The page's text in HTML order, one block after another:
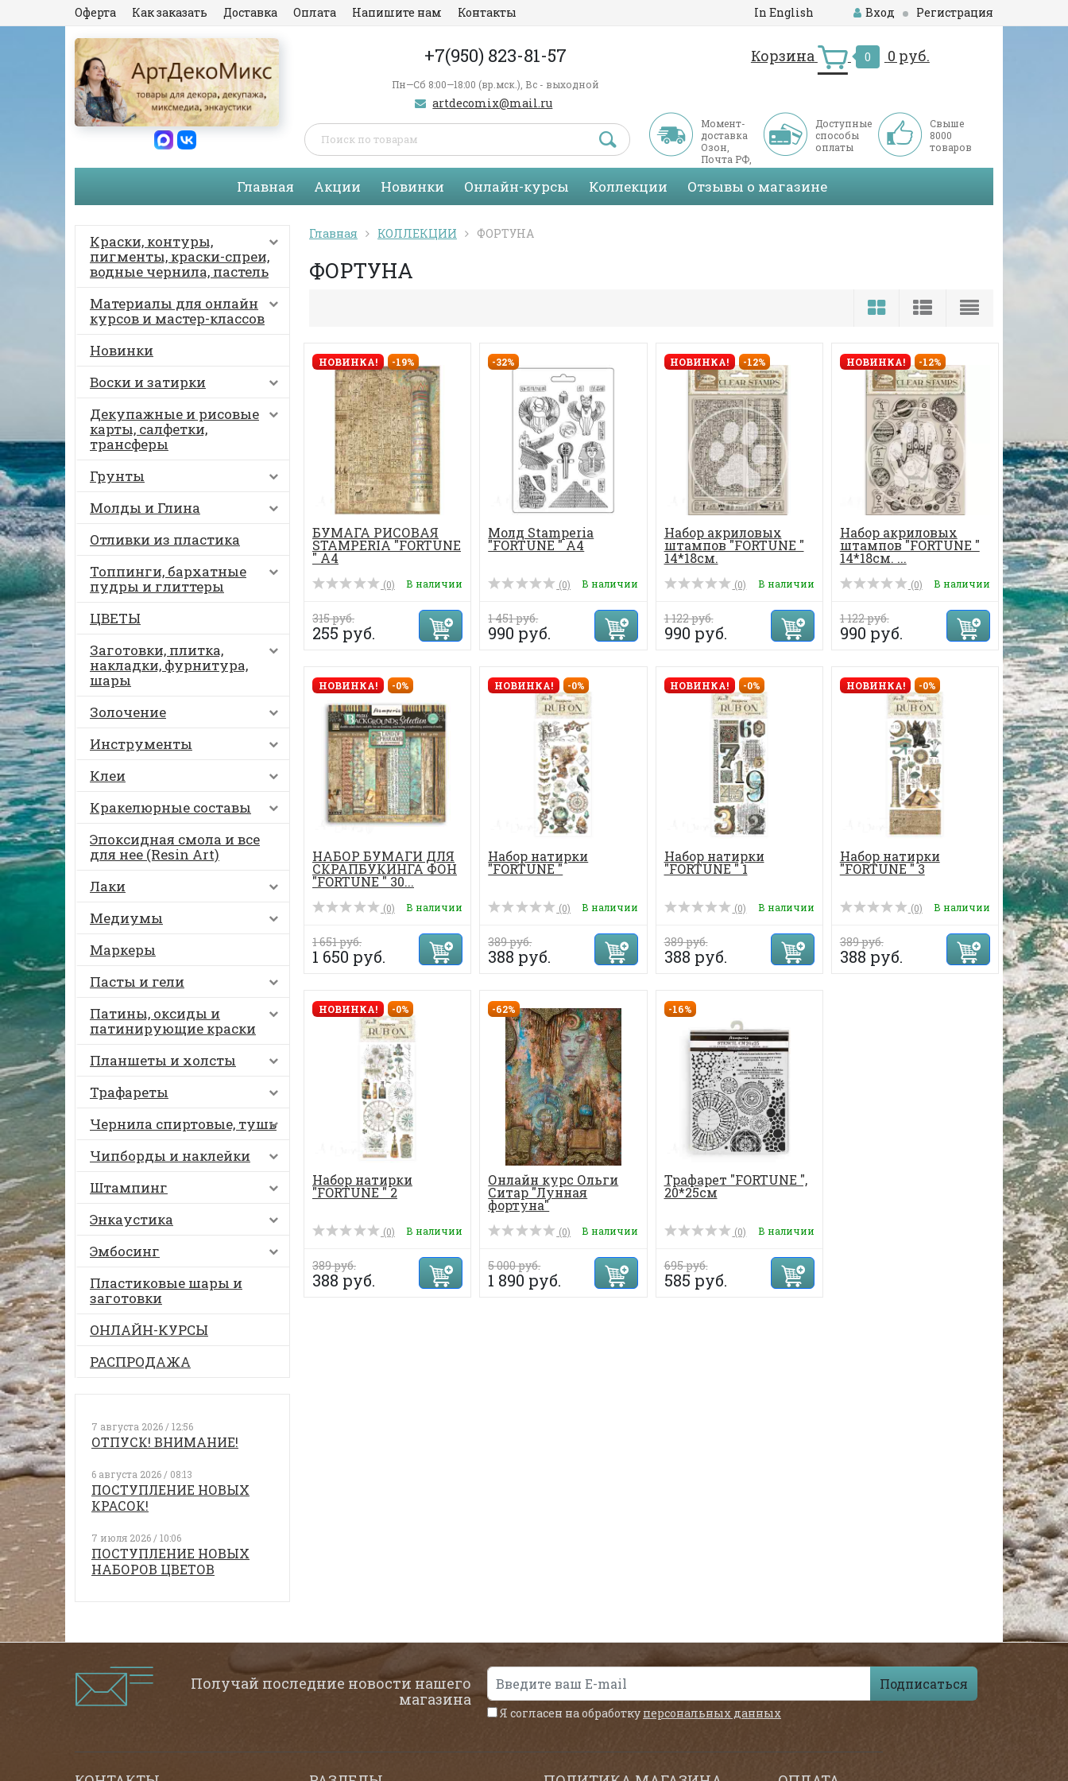
Оферта Как заказать Доставка Оплата Напишите нам Контакты In English Вход Регистрация
+7(950) 823-81-57
Пн—Сб 8:00—18:00 (вр.мск.), Вс - выходной
artdecomix@mail.ru
Корзина 0 0 руб.
Момент-
доставка
Озон,
Почта РФ,
СДЭК
Доступные
способы
оплаты
Свыше
8000
товаров
Главная Акции Новинки Онлайн-курсы Коллекции Отзывы о магазине
Краски, контуры,
пигменты, краски-спреи,
водные чернила, пастель
Материалы для онлайн
курсов и мастер-классов
Новинки
Воски и затирки
Декупажные и рисовые
карты, салфетки,
трансферы
Грунты
Молды и Глина
Отливки из пластика
Топпинги, бархатные
пудры и глиттеры
ЦВЕТЫ
Заготовки, плитка,
накладки, фурнитура,
шары
Золочение
Инструменты
Клеи
Кракелюрные составы
Эпоксидная смола и все
для нее (Resin Art)
Лаки
Медиумы
Маркеры
Пасты и гели
Патины, оксиды и
патинирующие краски
Планшеты и холсты
Трафареты
Чернила спиртовые, тушь
Чипборды и наклейки
Штампинг
Энкаустика
Эмбосинг
Пластиковые шары и
заготовки
ОНЛАЙН-КУРСЫ
РАСПРОДАЖА
7 августа 2026 / 12:56
ОТПУСК! ВНИМАНИЕ!
6 августа 2026 / 08:13
ПОСТУПЛЕНИЕ НОВЫХ
КРАСОК!
7 июля 2026 / 10:06
ПОСТУПЛЕНИЕ НОВЫХ
НАБОРОВ ЦВЕТОВ
Главная КОЛЛЕКЦИИ ФОРТУНА
ФОРТУНА
НОВИНКА! -19%
БУМАГА РИСОВАЯ
STAMPERIA "FORTUNE
" А4
(0) В наличии
315 руб.
255 руб.
-32%
Молд Stamperia
"FORTUNE " А4
(0) В наличии
1 451 руб.
990 руб.
НОВИНКА! -12%
Набор акриловых
штампов "FORTUNE "
14*18см.
(0) В наличии
1 122 руб.
990 руб.
НОВИНКА! -12%
Набор акриловых
штампов "FORTUNE "
14*18см. ...
(0) В наличии
1 122 руб.
990 руб.
НОВИНКА! -0%
НАБОР БУМАГИ ДЛЯ
СКРАПБУКИНГА ФОН
"FORTUNE " 30...
(0) В наличии
1 651 руб.
1 650 руб.
НОВИНКА! -0%
Набор натирки
"FORTUNE "
(0) В наличии
389 руб.
388 руб.
НОВИНКА! -0%
Набор натирки
"FORTUNE " 1
(0) В наличии
389 руб.
388 руб.
НОВИНКА! -0%
Набор натирки
"FORTUNE " 3
(0) В наличии
389 руб.
388 руб.
НОВИНКА! -0%
Набор натирки
"FORTUNE " 2
(0) В наличии
389 руб.
388 руб.
-62%
Онлайн курс Ольги
Ситар "Лунная
фортуна"
(0) В наличии
5 000 руб.
1 890 руб.
-16%
Трафарет "FORTUNE ",
20*25см
(0) В наличии
695 руб.
585 руб.
Получай последние новости нашего
магазина
Подписаться
Я согласен на обработку персональных данных